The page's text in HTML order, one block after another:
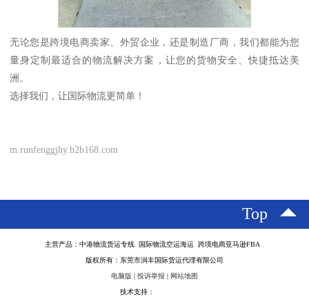
无论您是跨境电商卖家、外贸企业，还是制造厂商，我们都能为您
量身定制最适合的物流解决方案，让您的货物安全、快捷抵达美
洲。
选择我们，让国际物流更简单！
m.runfenggjhy.b2b168.com
Top
主营产品：中港物流货运专线 国际物流空运海运 跨境电商亚马逊FBA
版权所有：东莞市润丰国际货运代理有限公司
电脑版 | 投诉举报 | 网站地图
技术支持：